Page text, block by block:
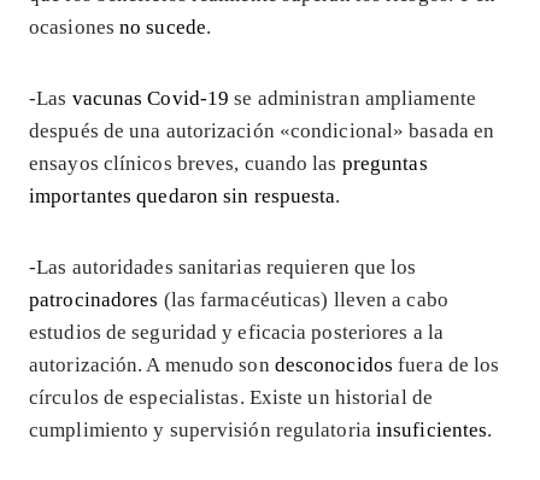
ocasionesno sucede.
-Las vacunas Covid-19 se administran ampliamente
después de una autorización «condicional» basada en
ensayos clínicos breves, cuando las preguntas
importantes quedaron sin respuesta.
-Las autoridades sanitarias requieren que los
patrocinadores (las farmacéuticas) lleven a cabo
estudios de seguridad y eficacia posteriores a la
autorización. A menudo son desconocidos fuera de los
círculos de especialistas. Existe un historial de
cumplimiento y supervisión regulatoria insuficientes.